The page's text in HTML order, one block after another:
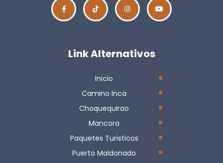
Link Alternativos
Inicio
Camino Inca
Choquequirao
Mancora
Paquetes Turisticos
Puerto Maldonado